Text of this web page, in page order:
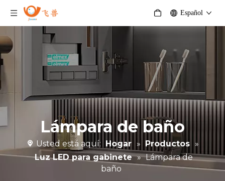
Español
Lámpara de baño
Usted está aquí: Hogar » Productos »
Luz LED para gabinete » Lámpara de
baño